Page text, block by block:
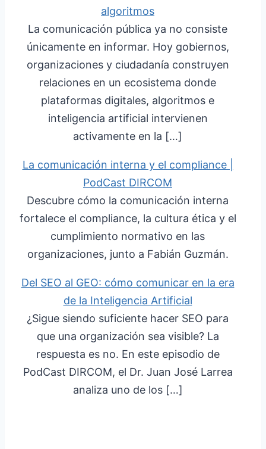
algoritmos
La comunicación pública ya no consiste
únicamente en informar. Hoy gobiernos,
organizaciones y ciudadanía construyen
relaciones en un ecosistema donde
plataformas digitales, algoritmos e
inteligencia artificial intervienen
activamente en la […]
La comunicación interna y el compliance |
PodCast DIRCOM
Descubre cómo la comunicación interna
fortalece el compliance, la cultura ética y el
cumplimiento normativo en las
organizaciones, junto a Fabián Guzmán.
Del SEO al GEO: cómo comunicar en la era
de la Inteligencia Artificial
¿Sigue siendo suficiente hacer SEO para
que una organización sea visible? La
respuesta es no. En este episodio de
PodCast DIRCOM, el Dr. Juan José Larrea
analiza uno de los […]